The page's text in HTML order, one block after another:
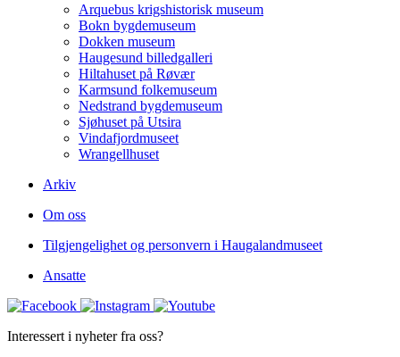
Arquebus krigshistorisk museum
Bokn bygdemuseum
Dokken museum
Haugesund billedgalleri
Hiltahuset på Røvær
Karmsund folkemuseum
Nedstrand bygdemuseum
Sjøhuset på Utsira
Vindafjordmuseet
Wrangellhuset
Arkiv
Om oss
Tilgjengelighet og personvern i Haugalandmuseet
Ansatte
Interessert i nyheter fra oss?